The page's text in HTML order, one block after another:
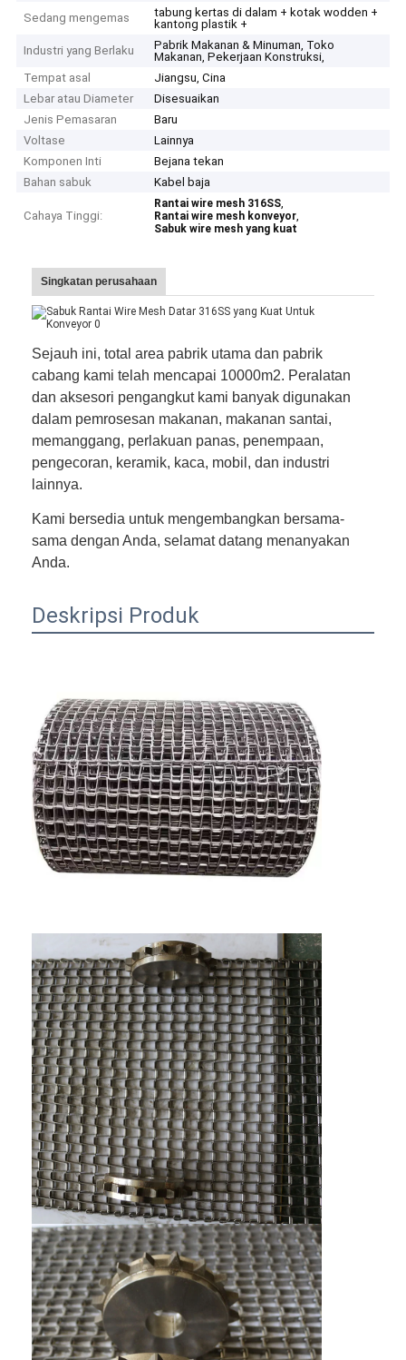
Rumah
Produk
Tentang kita
Wisata pabrik
Kontrol kualitas
Hubungi kami
Berita
Sedang mengemas
tabung kertas di dalam + kotak wodden +
kantong plastik +
Industri yang Berlaku
Pabrik Makanan & Minuman, Toko
Makanan, Pekerjaan Konstruksi,
Tempat asal
Jiangsu, Cina
Lebar atau Diameter
Disesuaikan
Jenis Pemasaran
Baru
Voltase
Lainnya
Komponen Inti
Bejana tekan
Bahan sabuk
Kabel baja
Cahaya Tinggi:
Rantai wire mesh 316SS,
Rantai wire mesh konveyor,
Sabuk wire mesh yang kuat
Singkatan perusahaan
Sejauh ini, total area pabrik utama dan pabrik
cabang kami telah mencapai 10000m2. Peralatan
dan aksesori pengangkut kami banyak digunakan
dalam pemrosesan makanan, makanan santai,
memanggang, perlakuan panas, penempaan,
pengecoran, keramik, kaca, mobil, dan industri
lainnya.
Kami bersedia untuk mengembangkan bersama-
sama dengan Anda, selamat datang menanyakan
Anda.
Deskripsi Produk